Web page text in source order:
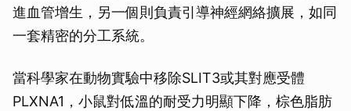
進血管增生，另一個則負責引導神經網絡擴展，如同
一套精密的分工系統。
當科學家在動物實驗中移除SLIT3或其對應受體
PLXNA1，小鼠對低溫的耐受力明顯下降，棕色脂肪